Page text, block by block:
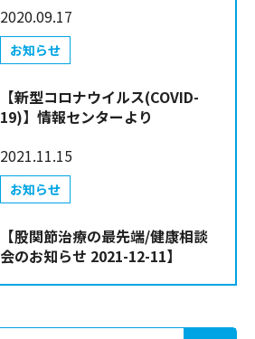
2020.09.17
お知らせ
【新型コロナウイルス(COVID-
19)】情報センターより
2021.11.15
お知らせ
【股関節治療の最先端/健康相談
会のお知らせ 2021-12-11】